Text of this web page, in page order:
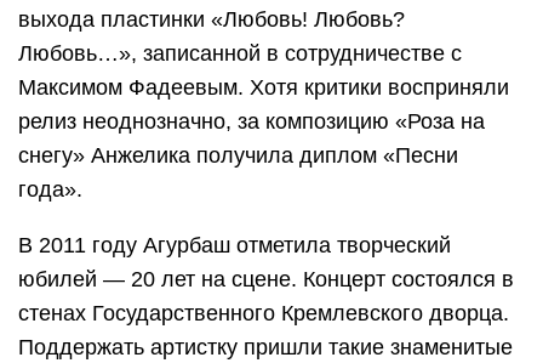
выхода пластинки «Любовь! Любовь?
Любовь…», записанной в сотрудничестве с
Максимом Фадеевым. Хотя критики восприняли
релиз неоднозначно, за композицию «Роза на
снегу» Анжелика получила диплом «Песни
года».
В 2011 году Агурбаш отметила творческий
юбилей — 20 лет на сцене. Концерт состоялся в
стенах Государственного Кремлевского дворца.
Поддержать артистку пришли такие знаменитые